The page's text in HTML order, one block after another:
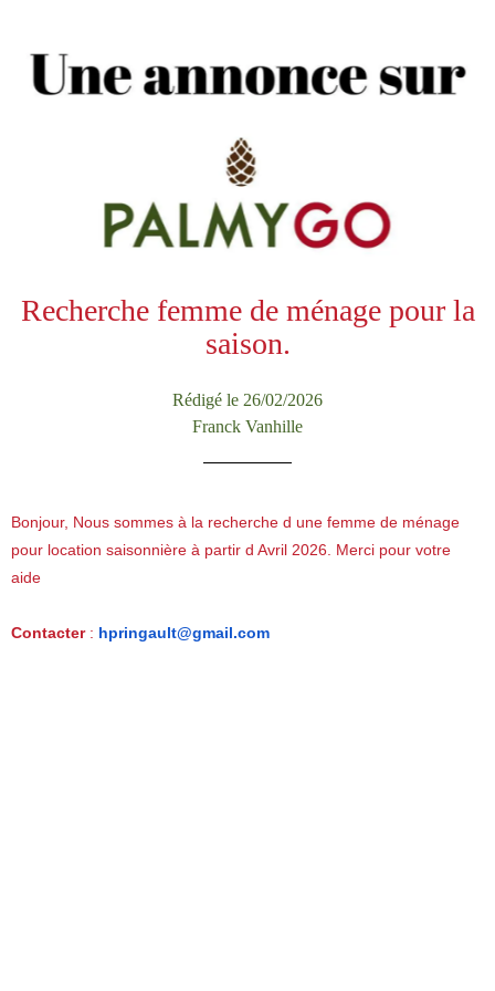
Recherche femme de ménage pour la
saison.
Rédigé le 26/02/2026
Franck Vanhille
Bonjour, Nous sommes à la recherche d une femme de ménage
pour location saisonnière à partir d Avril 2026. Merci pour votre
aide
Contacter: hpringault@gmail.com